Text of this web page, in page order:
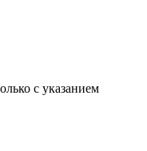
с указанием